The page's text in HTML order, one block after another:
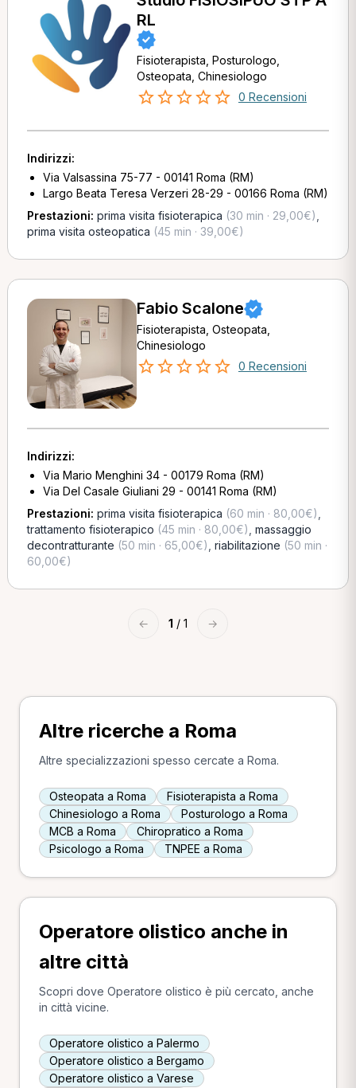
RL
Fisioterapista, Posturologo,
Osteopata, Chinesiologo
0 Recensioni
Indirizzi:
Via Valsassina 75-77 - 00141 Roma (RM)
Largo Beata Teresa Verzeri 28-29 - 00166 Roma (RM)
Prestazioni: prima visita fisioterapica (30 min · 29,00€)
prima visita osteopatica (45 min · 39,00€)
Fabio Scalone
Fisioterapista, Osteopata,
Chinesiologo
0 Recensioni
Indirizzi:
Via Mario Menghini 34 - 00179 Roma (RM)
Via Del Casale Giuliani 29 - 00141 Roma (RM)
Prestazioni: prima visita fisioterapica (60 min · 80,00€)
trattamento fisioterapico (45 min · 80,00€) massaggio
decontratturante (50 min · 65,00€) riabilitazione (50 min ·
60,00€)
← 1 / 1 →
Altre ricerche a Roma
Altre specializzazioni spesso cercate a Roma.
Osteopata a Roma
Fisioterapista a Roma
Chinesiologo a Roma
Posturologo a Roma
MCB a Roma
Chiropratico a Roma
Psicologo a Roma
TNPEE a Roma
Operatore olistico anche in
altre città
Scopri dove Operatore olistico è più cercato, anche
in città vicine.
Operatore olistico a Palermo
Operatore olistico a Bergamo
Operatore olistico a Varese